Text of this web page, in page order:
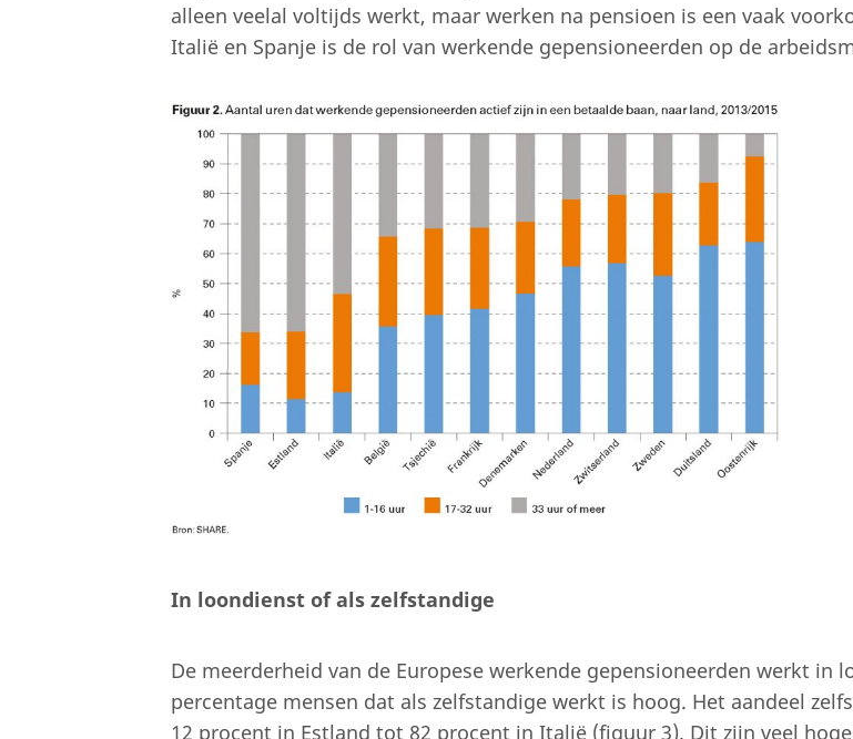
alleen veelal voltijds werkt, maar werken na pensioen is een vaak
Italië en Spanje is de rol van werkende gepensioneerden op de
In loondienst of als zelfstandige
De meerderheid van de Europese werkende gepensioneerden werkt in
percentage mensen dat als zelfstandige werkt is hoog. Het aandeel
12 procent in Estland tot 82 procent in Italië (figuur 3). Dit zijn veel